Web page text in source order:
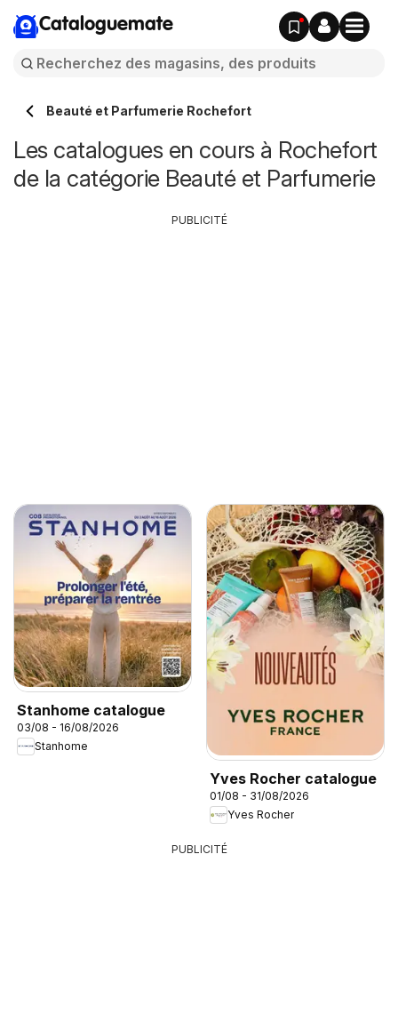
Cataloguemate
Beauté et Parfumerie Rochefort
Les catalogues en cours à Rochefort
de la catégorie Beauté et Parfumerie
Stanhome catalogue
03/08 - 16/08/2026
Stanhome
Yves Rocher catalogue
01/08 - 31/08/2026
Yves Rocher
PUBLICITÉ
PUBLICITÉ